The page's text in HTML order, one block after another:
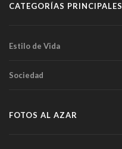
CATEGORÍAS PRINCIPALES
Estilo de Vida
Sociedad
FOTOS AL AZAR